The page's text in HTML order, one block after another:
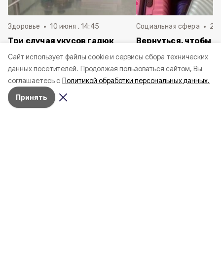
Cайт использует файлы cookie и сервисы сбора технических
данных посетителей. Продолжая пользоваться сайтом, Вы
соглашаетесь с Политикой обработки персональных данных.
Принять
Здоровье 10 июня , 14:45
Три случая укусов гадюк
Белгородской области с
начала года
Социальная сфера 20
Вернуться, чтобы
в Белгородскую
пять лет